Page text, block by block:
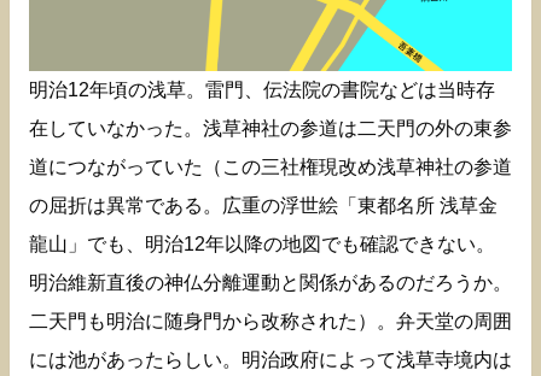
明治12年頃の浅草。雷門、伝法院の書院などは当時存
在していなかった。浅草神社の参道は二天門の外の東参
道につながっていた（この三社権現改め浅草神社の参道
の屈折は異常である。広重の浮世絵「東都名所 浅草金
龍山」でも、明治12年以降の地図でも確認できない。
明治維新直後の神仏分離運動と関係があるのだろうか。
二天門も明治に随身門から改称された）。弁天堂の周囲
には池があったらしい。明治政府によって浅草寺境内は